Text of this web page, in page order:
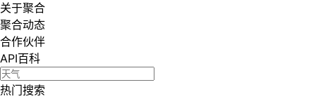
关于聚合
聚合动态
合作伙伴
API百科
热门搜索